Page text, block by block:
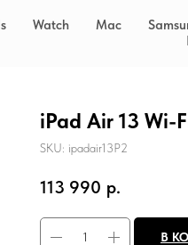
Watch Mac
iPad Air 13 Wi-
SKU: ipadair13P2
113 990 р.
В